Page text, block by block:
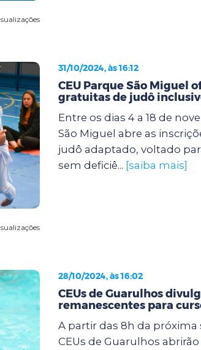
31/10/2024, às 16:12
CEU Parque São Miguel
gratuitas de judô
Entre os dias 4 a 18 de
São Miguel abre as
judô adaptado, voltado
sem deficiê... [saiba mais]
28/10/2024, às 16:02
CEUs de Guarulhos
remanescentes para
A partir das 8h da próxima
CEUs de Guarulhos